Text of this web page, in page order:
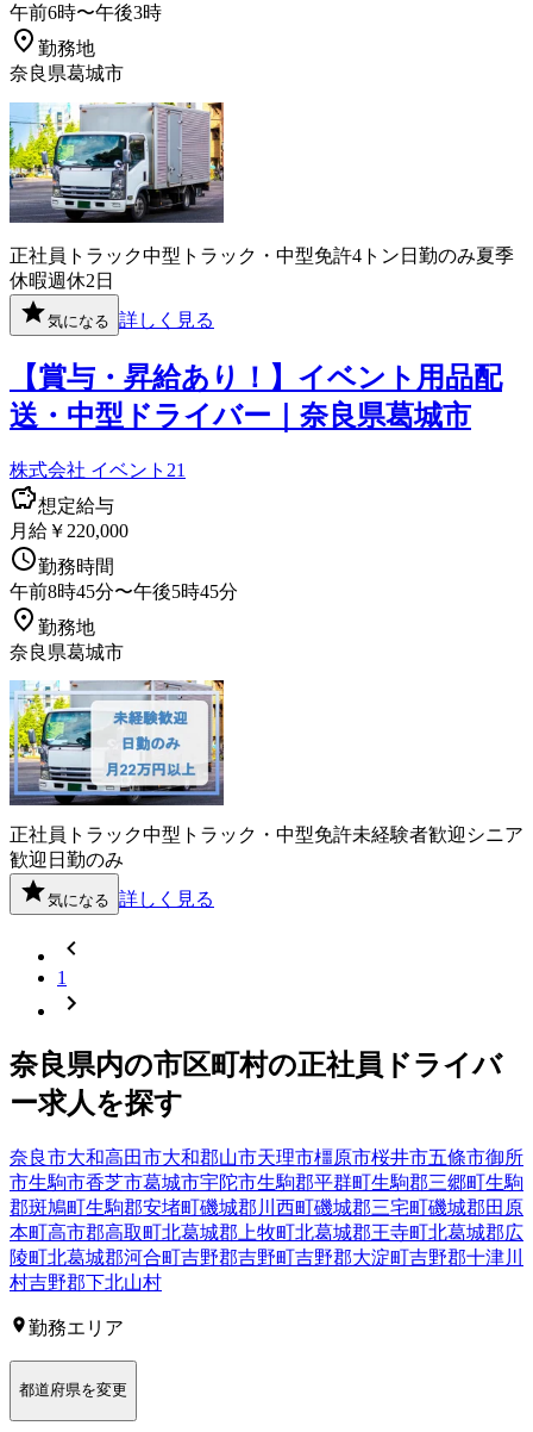
午前6時〜午後3時
勤務地
奈良県葛城市
正社員 トラック中型トラック・中型免許4トン 日勤のみ夏季
休暇週休2日
気になる 詳しく見る
【賞与・昇給あり！】イベント用品配
送・中型ドライバー｜奈良県葛城市
株式会社 イベント21
想定給与
月給￥220,000
勤務時間
午前8時45分〜午後5時45分
勤務地
奈良県葛城市
正社員 トラック中型トラック・中型免許未経験者歓迎 シニア
歓迎 日勤のみ
気になる 詳しく見る
1
奈良県内の市区町村の正社員 ドライバ
ー求人を探す
奈良市大和高田市大和郡山市天理市橿原市桜井市五條市御所
市生駒市香芝市葛城市宇陀市生駒郡平群町生駒郡三郷町生駒
郡斑鳩町生駒郡安堵町磯城郡川西町磯城郡三宅町磯城郡田原
本町高市郡高取町北葛城郡上牧町北葛城郡王寺町北葛城郡広
陵町北葛城郡河合町吉野郡吉野町吉野郡大淀町吉野郡十津川
村吉野郡下北山村
勤務エリア
都道府県を変更